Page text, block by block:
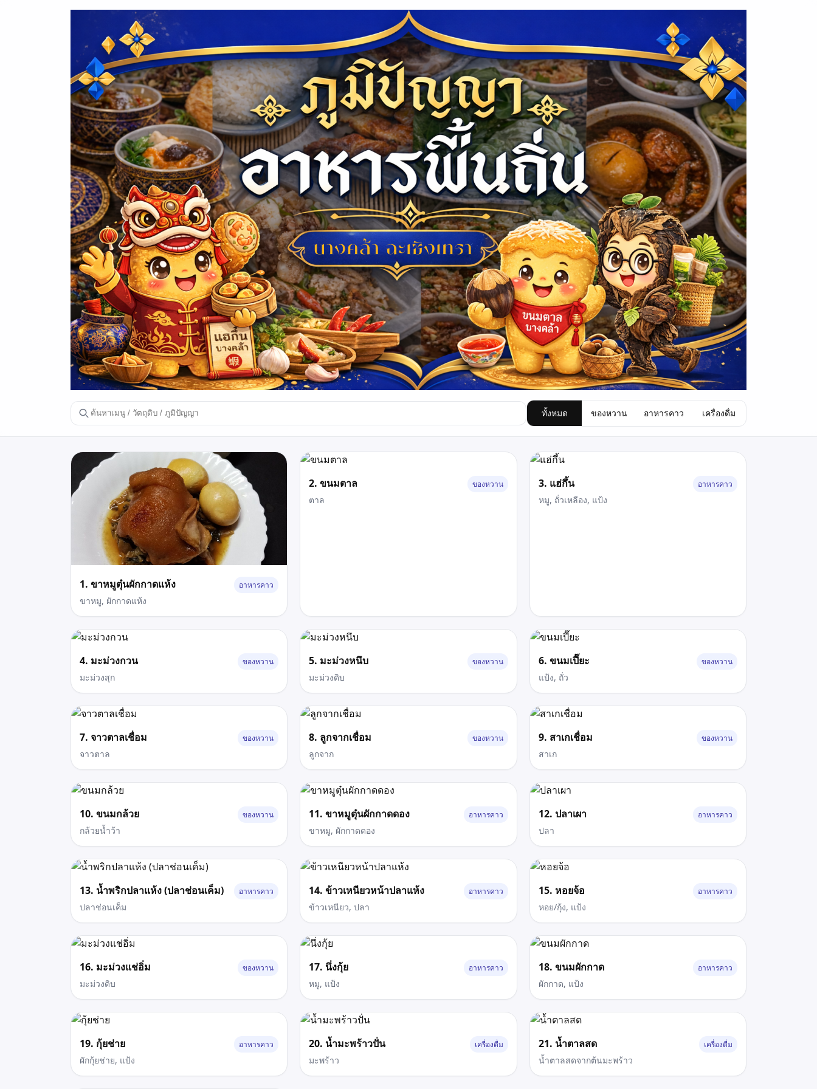
ทั้งหมด ของหวาน อาหารคาว เครื่องดื่ม
1. ขาหมูตุ๋นผักกาดแห้ง
ขาหมู, ผักกาดแห้ง
อาหารคาว
2. ขนมตาล
ตาล
ของหวาน 3. แฮ่กึ้น
หมู, ถั่วเหลือง, แป้ง
อาหารคาว
4. มะม่วงกวน
มะม่วงสุก
ของหวาน 5. มะม่วงหนึบ
มะม่วงดิบ
ของหวาน 6. ขนมเปี๊ยะ
แป้ง, ถั่ว
ของหวาน
7. จาวตาลเชื่อม
จาวตาล
ของหวาน 8. ลูกจากเชื่อม
ลูกจาก
ของหวาน 9. สาเกเชื่อม
สาเก
ของหวาน
10. ขนมกล้วย
กล้วยน้ำว้า
ของหวาน 11. ขาหมูตุ๋นผักกาดดอง
ขาหมู, ผักกาดดอง
อาหารคาว 12. ปลาเผา
ปลา
อาหารคาว
13. น้ำพริกปลาแห้ง (ปลาช่อนเค็ม)
ปลาช่อนเค็ม
อาหารคาว 14. ข้าวเหนียวหน้าปลาแห้ง
ข้าวเหนียว, ปลา
อาหารคาว 15. หอยจ้อ
หอย/กุ้ง, แป้ง
อาหารคาว
16. มะม่วงแช่อิ่ม
มะม่วงดิบ
ของหวาน 17. นึ่งกุ้ย
หมู, แป้ง
อาหารคาว 18. ขนมผักกาด
ผักกาด, แป้ง
อาหารคาว
19. กุ้ยช่าย
ผักกุ้ยช่าย, แป้ง
อาหารคาว 20. น้ำมะพร้าวปั่น
มะพร้าว
เครื่องดื่ม 21. น้ำตาลสด
น้ำตาลสดจากต้นมะพร้าว
เครื่องดื่ม